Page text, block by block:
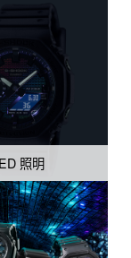
的时尚单品。
照明